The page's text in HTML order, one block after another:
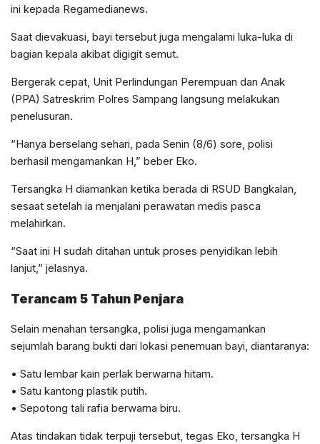
ini kepada Regamedianews.
Saat dievakuasi, bayi tersebut juga mengalami luka-luka di
bagian kepala akibat digigit semut.
Bergerak cepat, Unit Perlindungan Perempuan dan Anak
(PPA) Satreskrim Polres Sampang langsung melakukan
penelusuran.
“Hanya berselang sehari, pada Senin (8/6) sore, polisi
berhasil mengamankan H,” beber Eko.
Tersangka H diamankan ketika berada di RSUD Bangkalan,
sesaat setelah ia menjalani perawatan medis pasca
melahirkan.
“Saat ini H sudah ditahan untuk proses penyidikan lebih
lanjut,” jelasnya.
Terancam 5 Tahun Penjara
Selain menahan tersangka, polisi juga mengamankan
sejumlah barang bukti dari lokasi penemuan bayi, diantaranya:
• Satu lembar kain perlak berwarna hitam.
• Satu kantong plastik putih.
• Sepotong tali rafia berwarna biru.
Atas tindakan tidak terpuji tersebut, tegas Eko, tersangka H